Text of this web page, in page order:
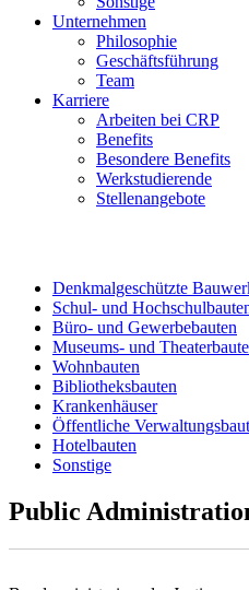
Unternehmen
Philosophie
Geschäftsführung
Team
Karriere
Arbeiten bei CRP
Benefits
Besondere Benefits
Werkstudierende
Stellenangebote
Denkmalgeschützte
Schul- und
Büro- und Gewerbebauten
Museums- und
Wohnbauten
Bibliotheksbauten
Krankenhäuser
Öffentliche
Hotelbauten
Sonstige
Public